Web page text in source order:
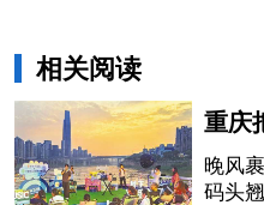
相关阅读
重庆
晚风
码头